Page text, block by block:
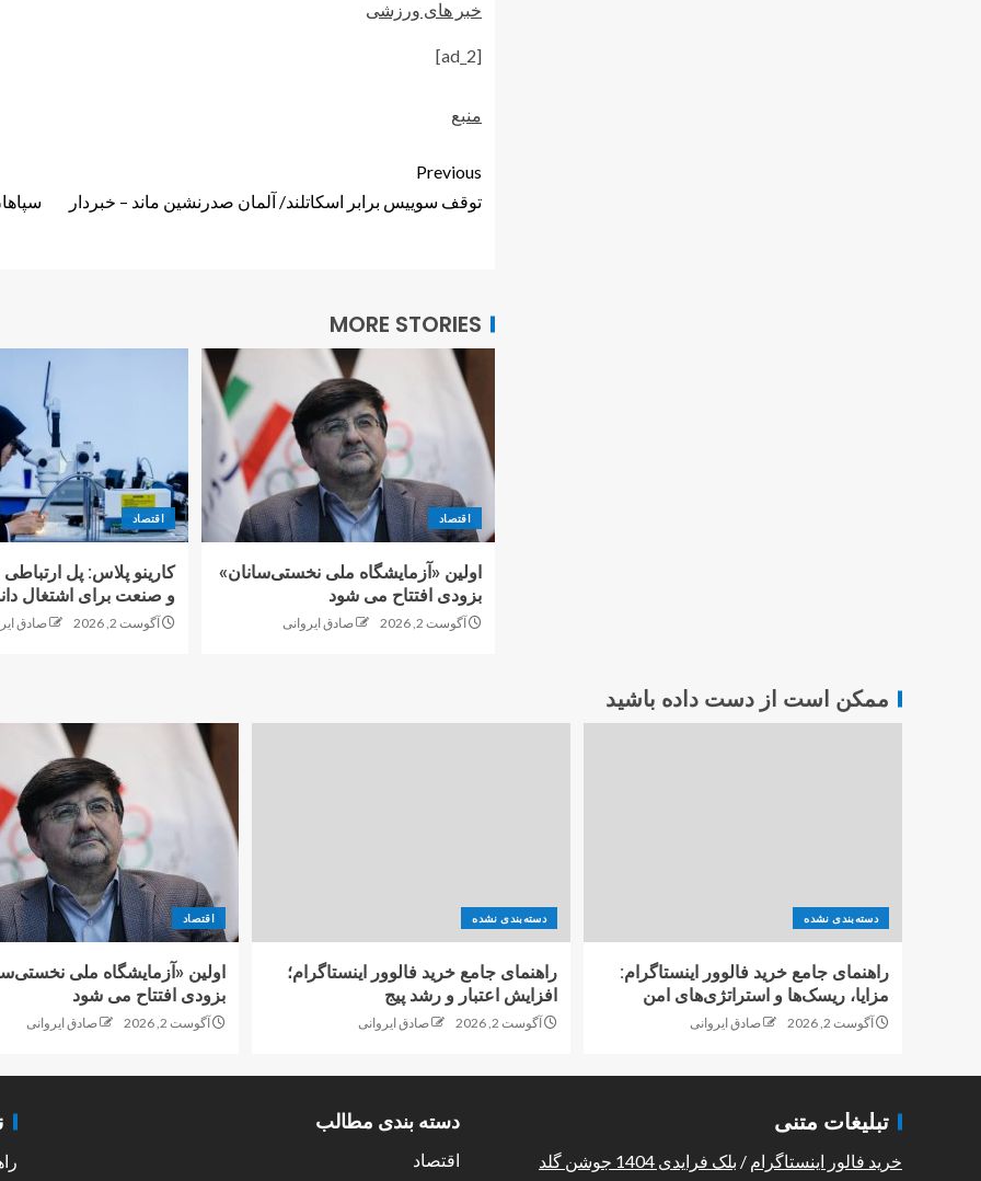
خبر های ورزشی
[ad_2]
منبع
Previous
توقف سوییس برابر اسکاتلند/ آلمان صدرنشین ماند – خبردار
MORE STORIES
اقتصاد
اولین «آزمایشگاه ملی نخستی‌سانان»
بزودی افتتاح می شود
آگوست 2, 2026 صادق ایروانی
اقتصاد
کارینو پلاس: پل ارتباطی
و صنعت برای اشتغال
آگوست 2, 2026 صادق
ممکن است از دست داده باشید
دسته‌بندی نشده
راهنمای جامع خرید فالوور اینستاگرام:
مزایا، ریسک‌ها و استراتژی‌های امن
آگوست 2, 2026 صادق ایروانی
دسته‌بندی نشده
راهنمای جامع خرید فالوور اینستاگرام؛
افزایش اعتبار و رشد پیج
آگوست 2, 2026 صادق ایروانی
اقتصاد
اولین «آزمایشگاه ملی
بزودی افتتاح می شود
آگوست 2, 2026 صادق ایروانی
دسته بندی مطالب
اقتصاد
تبلیغات متنی
خرید فالور اینستاگرام / بلک فرایدی 1404 جوشن گلد